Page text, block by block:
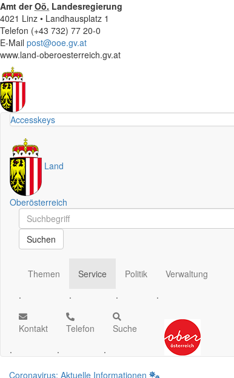
Amt derOö. Landesregierung
4021 Linz • Landhausplatz 1
Telefon (+43 732) 77 20-0
E-Mail post@ooe.gv.at
www.land-oberoesterreich.gv.at
Accesskeys
Land
Oberösterreich
Schnellsuche
Schnellsuche
Suchen
Themen
.
Service
.
Politik
.
Verwaltung
.
Kontakt
.
Telefon
.
Suche
.
Coronavirus: Aktuelle Informationen